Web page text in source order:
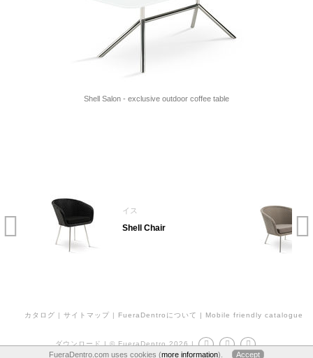
Shell Salon - exclusive outdoor coffee table
カタログ |サイトマップ | FueraDentroについて | Mobile friendly catalogue
ダウンロード |© FueraDentro 2026 |
イス
Shell Chair
FueraDentro.com uses cookies (more information). Accept